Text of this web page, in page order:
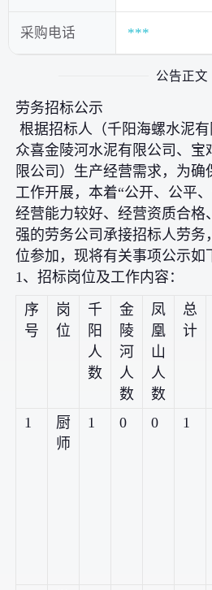
采购电话 ***
公告正文
劳务招标公示
根据招标人（千阳海螺水泥
众喜金陵河水泥有限公司、宝
限公司）生产经营需求，为
工作开展，本着“公开、公平
经营能力较好、经营资质合格
强的劳务公司承接招标人劳务
位参加，现将有关事项公示如
1、招标岗位及工作内容：
序
号
岗
位
千
阳
人
数
金
陵
河
人
数
凤
凰
山
人
数
总
计
1
厨
师
1 0 0 1